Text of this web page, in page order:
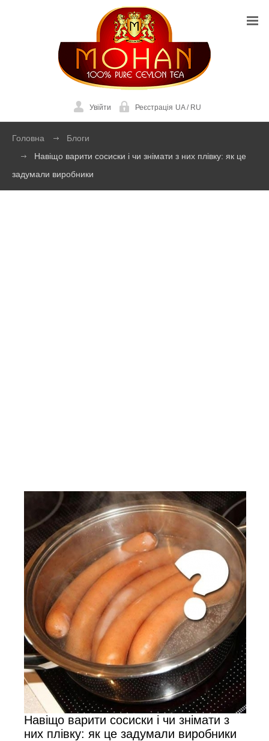
Увійти Реєстрація UA/RU
Головна
Блоги
Навіщо варити сосиски і чи знімати з них плівку: як це
задумали виробники
Навіщо варити сосиски і чи знімати з
них плівку: як це задумали виробники